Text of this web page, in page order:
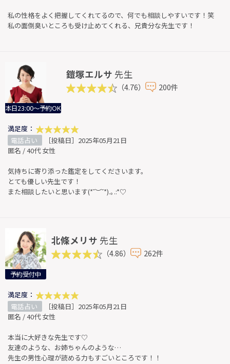
私の性格をよく把握してくれてるので、何でも相談しやすいです！笑
私の面倒臭いところも受け止めてくれる、兄貴分な先生です！
本日23:00～予約OK
鎧塚エルサ 先生
（4.76） 200件
満足度：
電話占い
［投稿日］2025年05月21日
匿名 / 40代 女性
気持ちに寄り添った鑑定をしてくださいます。
とても優しい先生です！
また相談したいと思います(*˘︶˘*).｡.:*♡
予約受付中
北條メリサ 先生
（4.86） 262件
満足度：
電話占い
［投稿日］2025年05月21日
匿名 / 40代 女性
本当に大好きな先生です♡
友達のような、お姉ちゃんのような…
先生の男性心理が読める力もすごいところです！！